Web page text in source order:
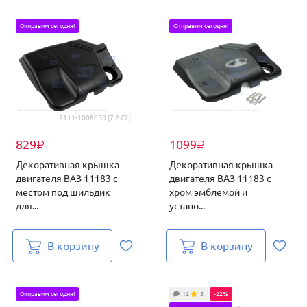
2111-1008650 (7.2 С2)
829₽
Отправим сегодня!
Декоративная крышка
двигателя ВАЗ 11183 с
местом под шильдик
для...
В корзину
1099₽
Отправим сегодня!
Декоративная крышка
двигателя ВАЗ 11183 с
хром эмблемой и
устано...
В корзину
Отправим сегодня! 12 5 -22%